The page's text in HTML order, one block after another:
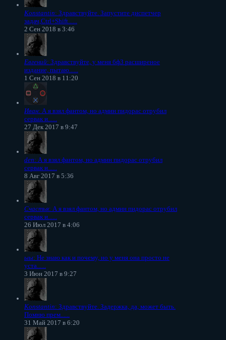
Konstantin: Здравствуйте. Запустите диспетчер
задач,Ctrl+Shift......
2 Сен 2018 в 3:46
Евгений: Здравствуйте, у меня бф3 расширеное
издание, пытаю......
1 Сен 2018 в 11:20
Иван: А я взял фантом, но админ пидорас отрубил
сервак и......
27 Дек 2017 в 9:47
den: А я взял фантом, но админ пидорас отрубил
сервак и......
8 Авг 2017 в 5:36
Счастья: А я взял фантом, но админ пидорас отрубил
сервак и......
26 Июл 2017 в 4:06
ыы: Не знаю как и почему, но у меня она просто не
уста......
3 Июн 2017 в 9:27
Konstantin: Здравствуйте. Задержка, да, может быть.
Помню прем......
31 Май 2017 в 6:20